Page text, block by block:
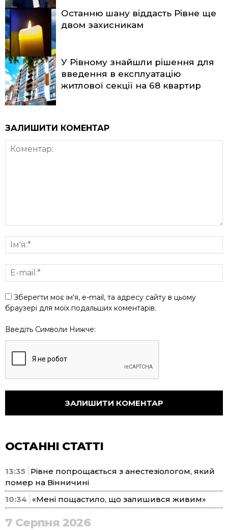
Останню шану віддасть Рівне ще
двом захисникам
У Рівному знайшли рішення для
введення в експлуатацію
житлової секції на 68 квартир
ЗАЛИШИТИ КОМЕНТАР
Зберегти моє ім'я, e-mail, та адресу сайту в цьому
браузері для моїх подальших коментарів.
Введіть Символи Нижче:
ОСТАННІ СТАТТІ
13:35 Рівне попрощається з анестезіологом, який
помер на Вінничині
10:34
«Мені пощастило, що залишився живим»
7 Серпня 2026